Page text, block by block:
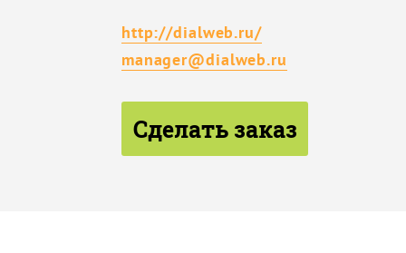
http://dialweb.ru/
manager@dialweb.ru
Сделать заказ